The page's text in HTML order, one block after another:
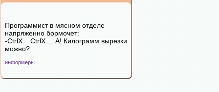
Программист в мясном отделе
напряженно бормочет:
-CtrlX... CtrlX.... А! Килограмм вырезки
можно?
информеры